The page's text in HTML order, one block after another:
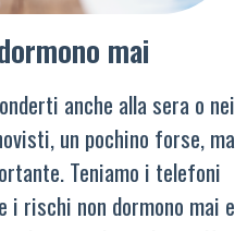
mai
anche alla sera o nei
un pochino forse, ma
Teniamo i telefoni
i rischi non dormono mai e